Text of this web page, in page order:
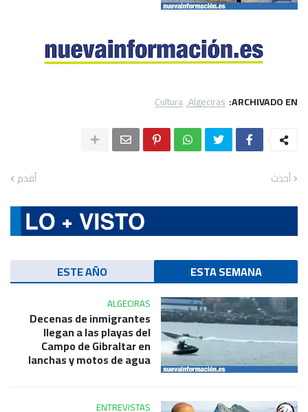
ARCHIVADO EN:
Algeciras
Cultura
أحدث أقدم
ESTA SEMANA
ESTE AÑO
ALGECIRAS
Decenas de inmigrantes
llegan a las playas del
Campo de Gibraltar en
lanchas y motos de agua
ENTREVISTAS